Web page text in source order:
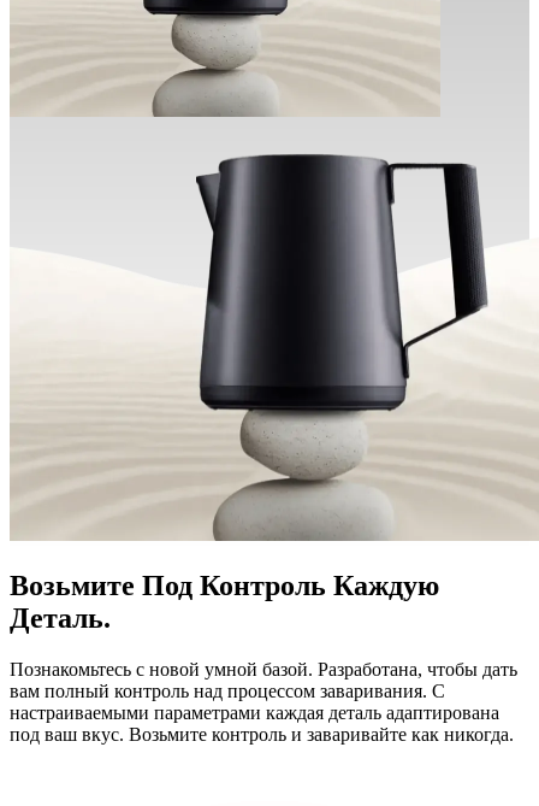
Возьмите Под Контроль Каждую
Деталь.
Познакомьтесь с новой умной базой. Разработана, чтобы дать
вам полный контроль над процессом заваривания. С
настраиваемыми параметрами каждая деталь адаптирована
под ваш вкус. Возьмите контроль и заваривайте как никогда.